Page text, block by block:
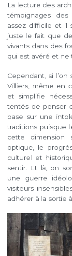
La lecture des
témoignages
assez difficile et il
juste le fait que
vivants dans des
qui est avéré et ne
Cependant, si
Villiers, même en
et simplifie
tentés de penser
base sur une
traditions puisque
cette dimension
optique, le
culturel et
sentir. Et là, on
une guerre
visiteurs
adhérer à la sortie